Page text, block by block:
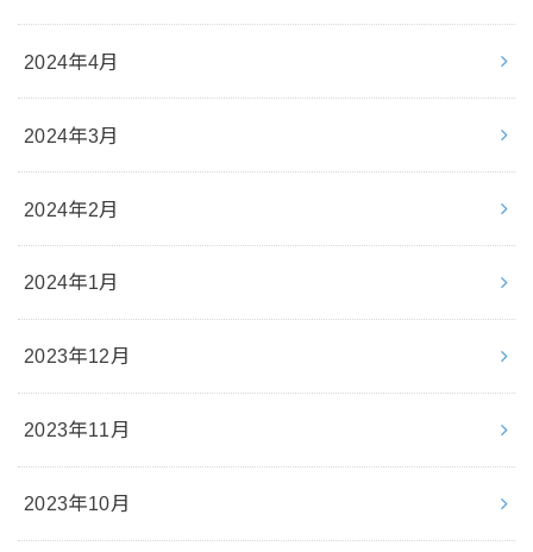
2024年4月
2024年3月
2024年2月
2024年1月
2023年12月
2023年11月
2023年10月